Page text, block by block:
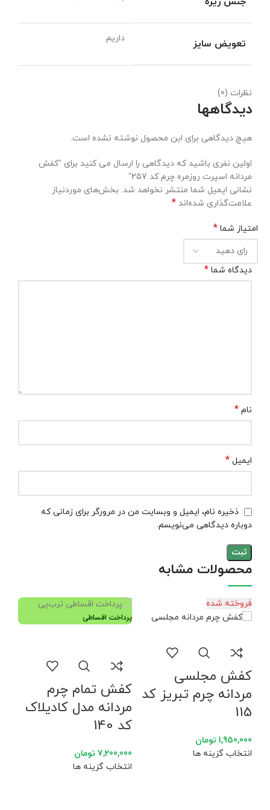
تعویض سایز داریم
نظرات (0)
دیدگاهها
هیچ دیدگاهی برای این محصول نوشته نشده است.
اولین نفری باشید که دیدگاهی را ارسال می کنید برای “کفش
مردانه اسپرت روزمره چرم کد 257”
نشانی ایمیل شما منتشر نخواهد شد. بخش‌های موردنیاز
علامت‌گذاری شده‌اند *
امتیاز شما *
دیدگاه شما *
نام *
ایمیل *
ذخیره نام، ایمیل و وبسایت من در مرورگر برای زمانی که
دوباره دیدگاهی می‌نویسم.
محصولات مشابه
فروخته شده
کفش مجلسی
مردانه چرم تبریز کد
115
1,950,000 تومان
انتخاب گزینه ها
پرداخت اقساطی
کفش تمام چرم
مردانه مدل کادیلاک
کد 140
7,200,000 تومان
انتخاب گزینه ها